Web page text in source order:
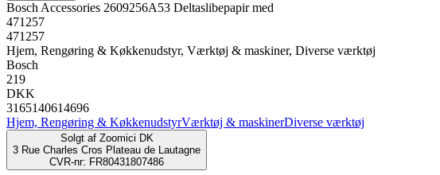
Bosch Accessories 2609256A53 Deltaslibepapir med
471257
471257
Hjem, Rengøring & Køkkenudstyr, Værktøj & maskiner, Diverse værktøj
Bosch
219
DKK
3165140614696
Hjem, Rengøring & KøkkenudstyrVærktøj & maskinerDiverse værktøj
Solgt af Zoomici DK
3 Rue Charles Cros Plateau de Lautagne
CVR-nr: FR80431807486